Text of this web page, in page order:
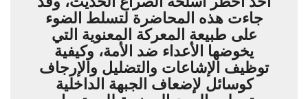
جاءت هذه المحاضرة لتسلط الضوء
على طبيعة المعركة المعنوية التي
يخوضها الأعداء ضد الأمة، وكيفية
توظيف الإشاعات والتضليل والإرجاف
كوسائل لإضعاف الجبهة الداخلية